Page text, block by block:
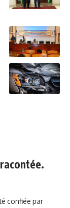
confiée par